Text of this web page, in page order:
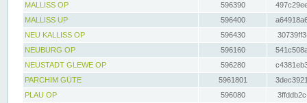
MALLISS OP
596390
MALLISS UP
596400
NEU KALLISS OP
596430
NEUBURG OP
596160
NEUSTADT GLEWE OP
596280
PARCHIM GÜTE
5961801
PLAU OP
596080